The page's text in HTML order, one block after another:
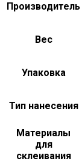
Производитель
Вес
Упаковка
Тип нанесения
Материалы
для
склеивания